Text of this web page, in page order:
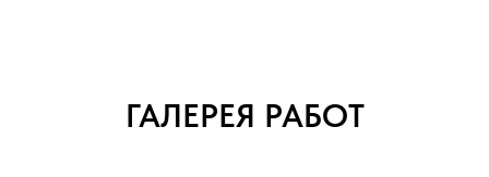
ГАЛЕРЕЯ РАБОТ